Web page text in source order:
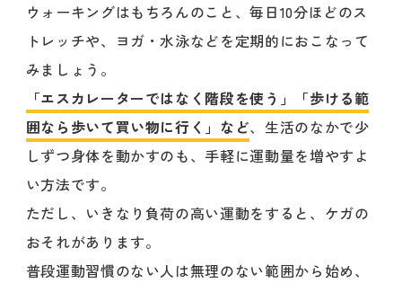
ウォーキングはもちろんのこと、毎日10分ほどのス
トレッチや、ヨガ・水泳などを定期的におこなって
みましょう。
「エスカレーターではなく階段を使う」「歩ける範
囲なら歩いて買い物に行く」など、生活のなかで少
しずつ身体を動かすのも、手軽に運動量を増やすよ
い方法です。
ただし、いきなり負荷の高い運動をすると、ケガの
おそれがあります。
普段運動習慣のない人は無理のない範囲から始め、